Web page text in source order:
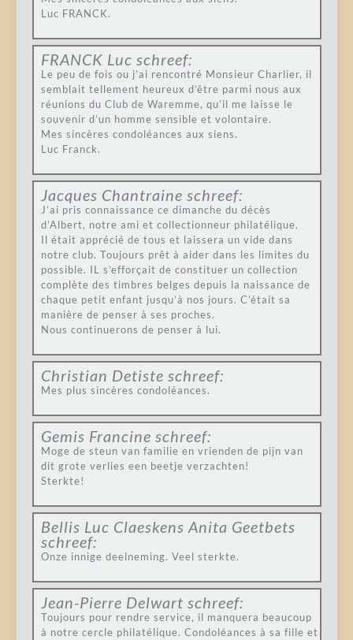
Luc FRANCK.
FRANCK Luc schreef:
Le peu de fois ou j’ai rencontré Monsieur Charlier, il
semblait tellement heureux d’être parmi nous aux
réunions du Club de Waremme, qu’il me laisse le
souvenir d’un homme sensible et volontaire.
Mes sincères condoléances aux siens.
Luc Franck.
Jacques Chantraine schreef:
J’ai pris connaissance ce dimanche du décès
d’Albert, notre ami et collectionneur philatélique.
Il était apprécié de tous et laissera un vide dans
notre club. Toujours prêt à aider dans les limites du
possible. IL s’efforçait de constituer un collection
complète des timbres belges depuis la naissance de
chaque petit enfant jusqu’à nos jours. C’était sa
manière de penser à ses proches.
Nous continuerons de penser à lui.
Christian Detiste schreef:
Mes plus sincères condoléances.
Gemis Francine schreef:
Moge de steun van familie en vrienden de pijn van
dit grote verlies een beetje verzachten!
Sterkte!
Bellis Luc Claeskens Anita Geetbets
schreef:
Onze innige deelneming. Veel sterkte.
Jean-Pierre Delwart schreef:
Toujours pour rendre service, il manquera beaucoup
à notre cercle philatélique. Condoléances à sa fille et